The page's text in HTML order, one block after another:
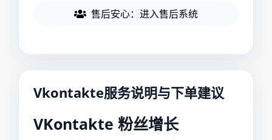
售后安心：进入售后系统
Vkontakte服务说明与下单建议
VKontakte 粉丝增长